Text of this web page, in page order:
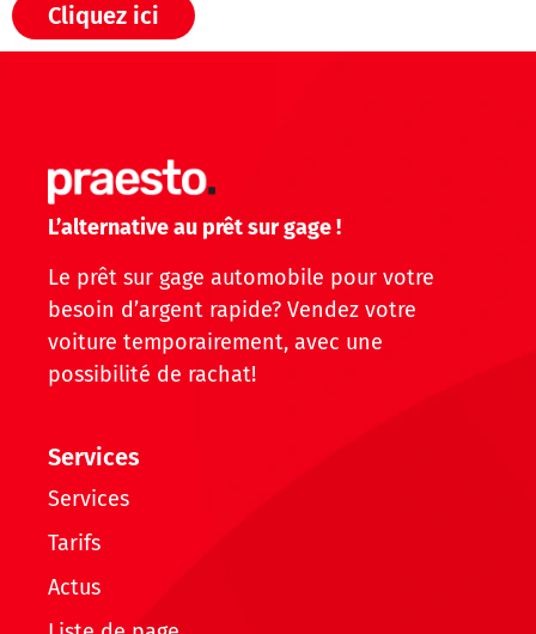
Cliquez ici
L’alternative au prêt sur gage !
Le prêt sur gage automobile pour votre
besoin d’argent rapide? Vendez votre
voiture temporairement, avec une
possibilité de rachat!
Services
Services
Tarifs
Actus